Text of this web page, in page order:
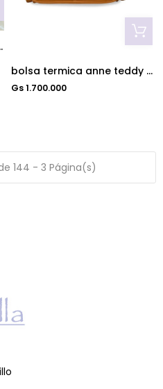
marino
bolsa termica anne teddy caramelo
Gs 1.700.000
144 - 3 Página(s)